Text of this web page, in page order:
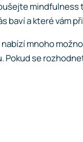
mindfulness
baví a které vám
mnoho
Pokud se